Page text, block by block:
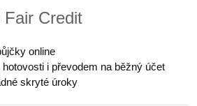
Fair Credit
online
i převodem na běžný účet
skryté úroky